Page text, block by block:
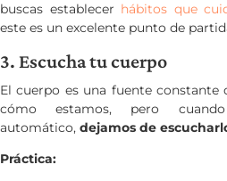
buscas establecer hábitos que
este es un excelente punto de
3. Escucha tu cuerpo
El cuerpo es una fuente constante
cómo estamos, pero
automático, dejamos de
Práctica: